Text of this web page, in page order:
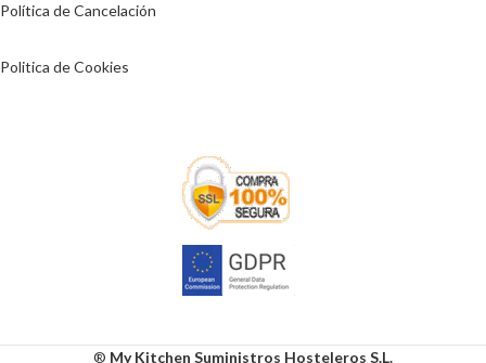
Política de Cancelación
Politica de Cookies
® My Kitchen Suministros Hosteleros S.L.